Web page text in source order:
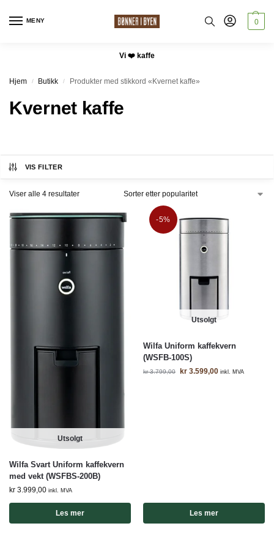
MENY 0
Vi ❤️ kaffe
Hjem / Butikk / Produkter med stikkord «Kvernet kaffe»
Kvernet kaffe
VIS FILTER
Viser alle 4 resultater
Utsolgt
Wilfa Svart Uniform kaffekvern
med vekt (WSFBS-200B)
kr 3.999,00 inkl. MVA
Les mer
-5%
Utsolgt
Wilfa Uniform kaffekvern
(WSFB-100S)
kr3.799,00 kr 3.599,00 inkl. MVA
Les mer